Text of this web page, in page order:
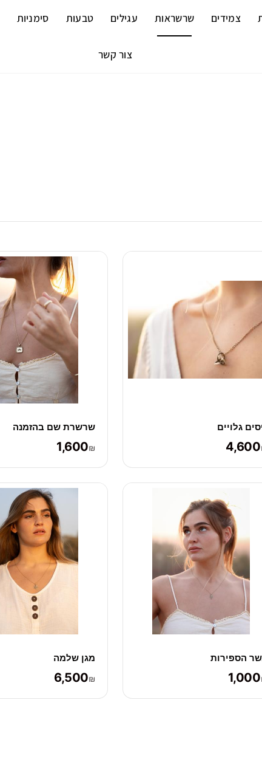
צמידים שרשראות עגילים טבעות סימניות
צור קשר
גלויים
4,600
שרשרת שם בהזמנה
₪
1,600
הספירות
1,000
מגן שלמה
₪
6,500